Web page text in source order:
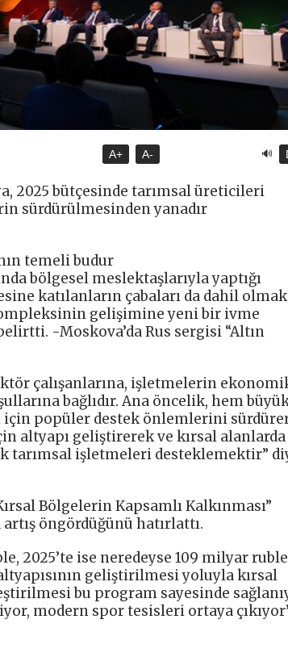
A+ A- 🔊
2025 bütçesinde tarımsal üreticileri
sürdürülmesinden yanadır
temeli budur
bölgesel meslektaşlarıyla yaptığı
katılanların çabaları da dahil olmak
gelişimine yeni bir ivme
-Moskova’da Rus sergisi “Altın
çalışanlarına, işletmelerin
bağlıdır. Ana öncelik, hem
popüler destek önlemlerini
altyapı geliştirerek ve kırsal alanlarda
tarımsal işletmeleri desteklemektir”
Bölgelerin Kapsamlı Kalkınması”
öngördüğünü hatırlattı.
2025’te ise neredeyse 109 milyar ruble
geliştirilmesi yoluyla kırsal
bu program sayesinde
modern spor tesisleri ortaya